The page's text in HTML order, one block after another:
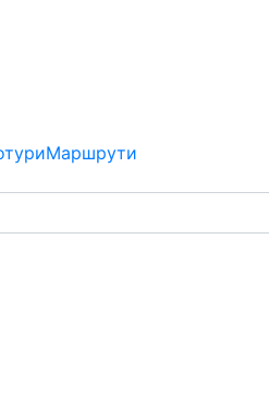
Маршрути